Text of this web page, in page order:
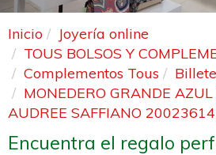
Inicio
Joyería online
TOUS BOLSOS Y
Complementos Tous
MONEDERO GRANDE AZUL
AUDREE SAFFIANO
Encuentra el regalo